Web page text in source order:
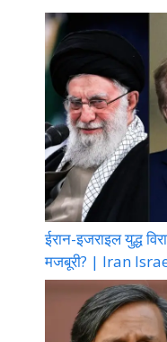
ईरान-इजराइल युद्ध
मजबूरी? | Iran